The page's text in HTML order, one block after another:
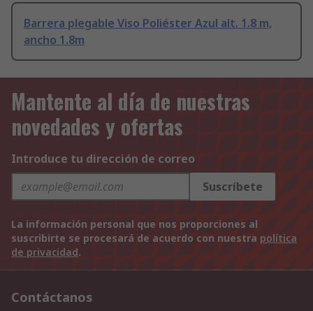
Barrera plegable Viso Poliéster Azul alt. 1.8 m,
ancho 1.8m
Mantente al día de nuestras
novedades y ofertas
Introduce tu dirección de correo
Suscríbete
La información personal que nos proporciones al
suscribirte se procesará de acuerdo con nuestra política
de privacidad.
Contáctanos